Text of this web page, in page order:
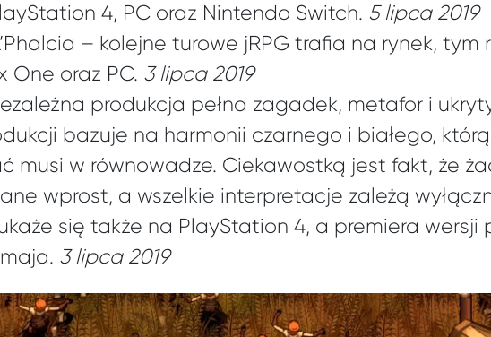
4, PC oraz Nintendo Switch. 5 lipca 2019
– kolejne turowe jRPG trafia na rynek, tym
One oraz PC. 3 lipca 2019
produkcja pełna zagadek, metafor i
bazuje na harmonii czarnego i białego,
musi w równowadze. Ciekawostką jest fakt, że
wprost, a wszelkie interpretacje zależą
się także na PlayStation 4, a premiera wersji
3 lipca 2019